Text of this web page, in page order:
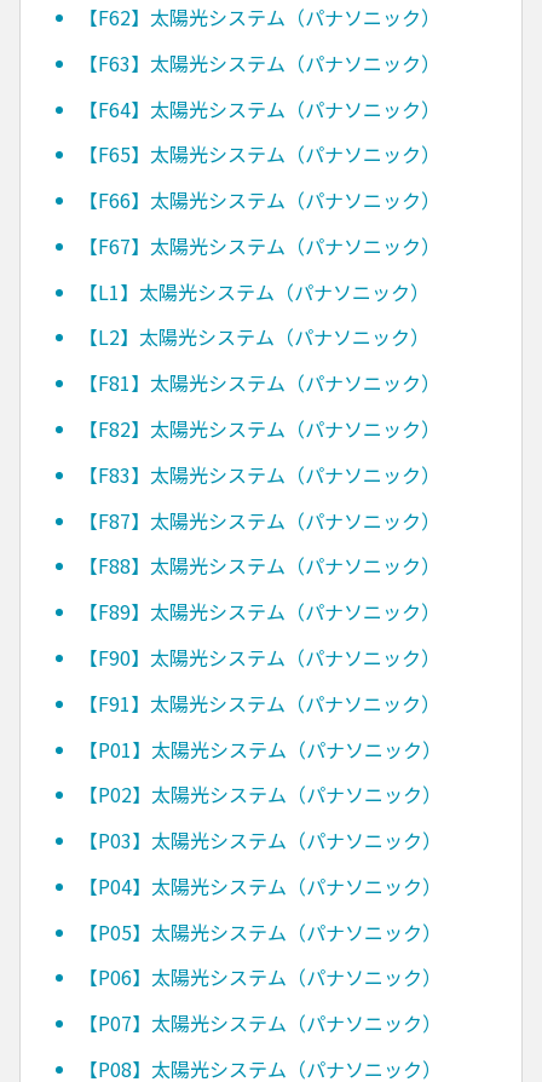
【F62】太陽光システム（パナソニック）
【F63】太陽光システム（パナソニック）
【F64】太陽光システム（パナソニック）
【F65】太陽光システム（パナソニック）
【F66】太陽光システム（パナソニック）
【F67】太陽光システム（パナソニック）
【L1】太陽光システム（パナソニック）
【L2】太陽光システム（パナソニック）
【F81】太陽光システム（パナソニック）
【F82】太陽光システム（パナソニック）
【F83】太陽光システム（パナソニック）
【F87】太陽光システム（パナソニック）
【F88】太陽光システム（パナソニック）
【F89】太陽光システム（パナソニック）
【F90】太陽光システム（パナソニック）
【F91】太陽光システム（パナソニック）
【P01】太陽光システム（パナソニック）
【P02】太陽光システム（パナソニック）
【P03】太陽光システム（パナソニック）
【P04】太陽光システム（パナソニック）
【P05】太陽光システム（パナソニック）
【P06】太陽光システム（パナソニック）
【P07】太陽光システム（パナソニック）
【P08】太陽光システム（パナソニック）